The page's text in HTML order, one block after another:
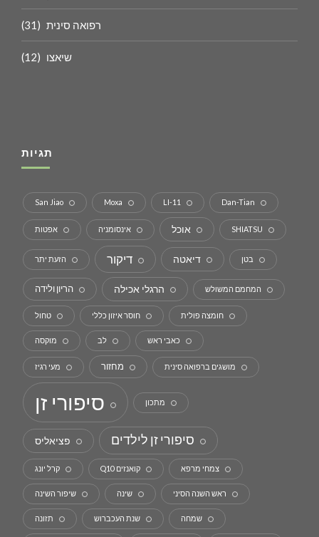
רפואה סינית (31)
שיאצו (12)
תגיות
Dan-Tian
LI-11
Moxa
San Jiao
SHIATSU אוכל אינסומניה אפטות
בטן דיאטה דיקור הזעת יתר
המחמם המשולש הרגלי אכילה הריון ולידה
חומצה פולית חוסר איזון כללי טחול
כאבי ראש לב מוקסה
מושגים ברפואה סינית מחזור מעי רגיז
מתכון סיפורי זן
סיפורי זן לילדים פציאליס
צמחי מרפא קואנזים Q10 קרל יונג
ראש השנה הסיני שינה שיפור השינה
שמחה שנת העכברוש תזונה